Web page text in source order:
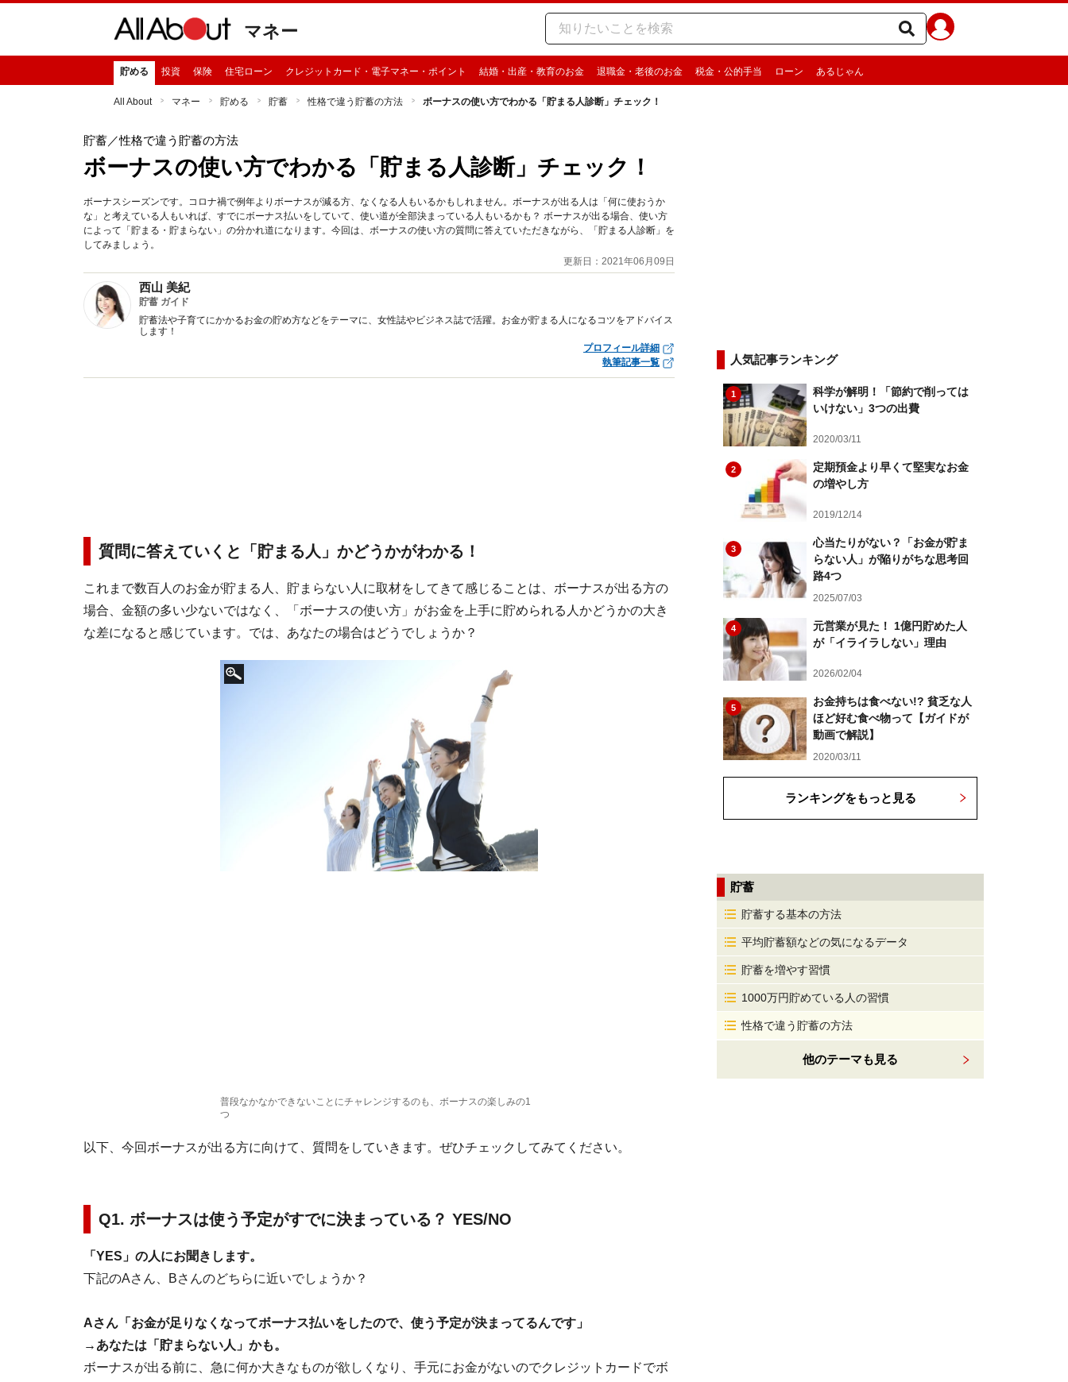
マネー
貯める 投資 保険 住宅ローン クレジットカード・電子マネー・ポイント 結婚・出産・教育のお金 退職金・老後のお金 税金・公的手当 ローン あるじゃん
All About マネー 貯める 貯蓄 性格で違う貯蓄の方法 ボーナスの使い方でわかる「貯まる人診断」チェック！
貯蓄／性格で違う貯蓄の方法
ボーナスの使い方でわかる「貯まる人診断」チェック！
ボーナスシーズンです。コロナ禍で例年よりボーナスが減る方、なくなる人もいるかもしれません。ボーナスが出る人は「何に使おうか
な」と考えている人もいれば、すでにボーナス払いをしていて、使い道が全部決まっている人もいるかも？ ボーナスが出る場合、使い方
によって「貯まる・貯まらない」の分かれ道になります。今回は、ボーナスの使い方の質問に答えていただきながら、「貯まる人診断」を
してみましょう。
更新日：2021年06月09日
西山 美紀
貯蓄 ガイド
貯蓄法や子育てにかかるお金の貯め方などをテーマに、女性誌やビジネス誌で活躍。お金が貯まる人になるコツをアドバイス
します！
プロフィール詳細
執筆記事一覧
質問に答えていくと「貯まる人」かどうかがわかる！
これまで数百人のお金が貯まる人、貯まらない人に取材をしてきて感じることは、ボーナスが出る方の
場合、金額の多い少ないではなく、「ボーナスの使い方」がお金を上手に貯められる人かどうかの大き
な差になると感じています。では、あなたの場合はどうでしょうか？
普段なかなかできないことにチャレンジするのも、ボーナスの楽しみの1
つ
以下、今回ボーナスが出る方に向けて、質問をしていきます。ぜひチェックしてみてください。
Q1. ボーナスは使う予定がすでに決まっている？ YES/NO
「YES」の人にお聞きします。
下記のAさん、Bさんのどちらに近いでしょうか？
Aさん「お金が足りなくなってボーナス払いをしたので、使う予定が決まってるんです」
→あなたは「貯まらない人」かも。
ボーナスが出る前に、急に何か大きなものが欲しくなり、手元にお金がないのでクレジットカードでボ
人気記事ランキング
1
科学が解明！「節約で削っては
いけない」3つの出費
2020/03/11
2
定期預金より早くて堅実なお金
の増やし方
2019/12/14
3
心当たりがない？「お金が貯ま
らない人」が陥りがちな思考回
路4つ
2025/07/03
4
元営業が見た！ 1億円貯めた人
が「イライラしない」理由
2026/02/04
5
お金持ちは食べない!? 貧乏な人
ほど好む食べ物って【ガイドが
動画で解説】
2020/03/11
ランキングをもっと見る
貯蓄
貯蓄する基本の方法
平均貯蓄額などの気になるデータ
貯蓄を増やす習慣
1000万円貯めている人の習慣
性格で違う貯蓄の方法
他のテーマも見る